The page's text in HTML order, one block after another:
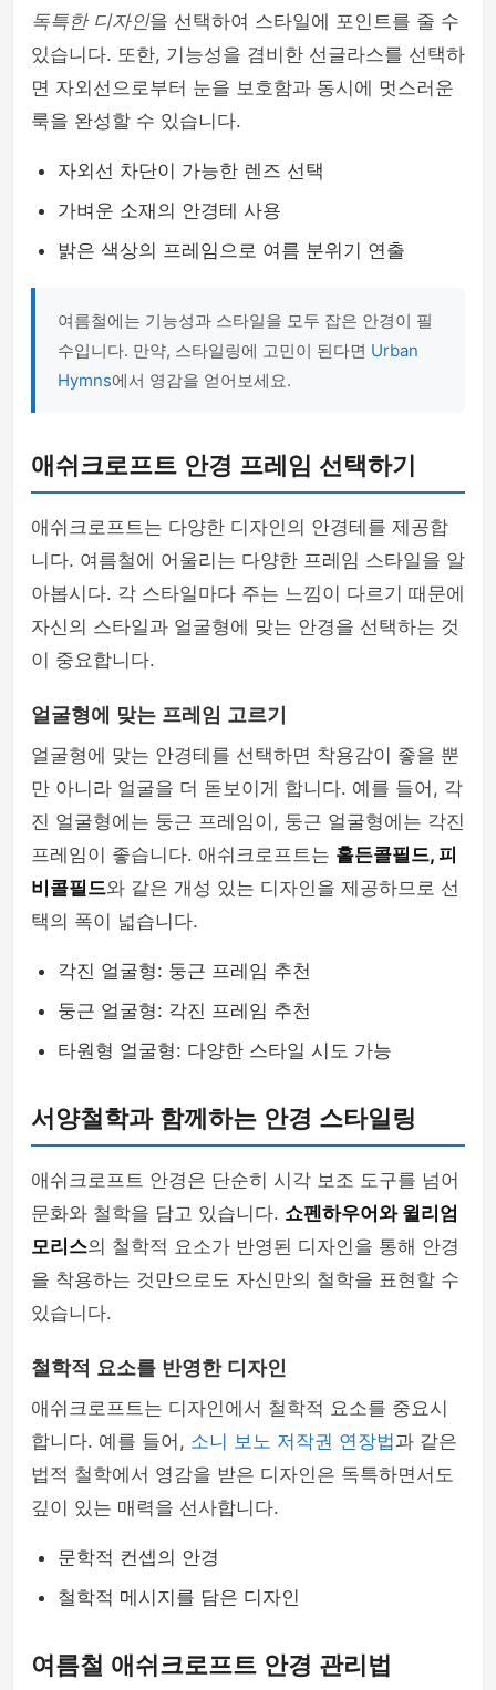
독특한 디자인을 선택하여 스타일에 포인트를 줄 수
있습니다. 또한, 기능성을 겸비한 선글라스를 선택하
면 자외선으로부터 눈을 보호함과 동시에 멋스러운
룩을 완성할 수 있습니다.
자외선 차단이 가능한 렌즈 선택
가벼운 소재의 안경테 사용
밝은 색상의 프레임으로 여름 분위기 연출
여름철에는 기능성과 스타일을 모두 잡은 안경이 필
수입니다. 만약, 스타일링에 고민이 된다면 Urban
Hymns에서 영감을 얻어보세요.
애쉬크로프트 안경 프레임 선택하기
애쉬크로프트는 다양한 디자인의 안경테를 제공합
니다. 여름철에 어울리는 다양한 프레임 스타일을 알
아봅시다. 각 스타일마다 주는 느낌이 다르기 때문에
자신의 스타일과 얼굴형에 맞는 안경을 선택하는 것
이 중요합니다.
얼굴형에 맞는 프레임 고르기
얼굴형에 맞는 안경테를 선택하면 착용감이 좋을 뿐
만 아니라 얼굴을 더 돋보이게 합니다. 예를 들어, 각
진 얼굴형에는 둥근 프레임이, 둥근 얼굴형에는 각진
프레임이 좋습니다. 애쉬크로프트는 홀든콜필드, 피
비콜필드와 같은 개성 있는 디자인을 제공하므로 선
택의 폭이 넓습니다.
각진 얼굴형: 둥근 프레임 추천
둥근 얼굴형: 각진 프레임 추천
타원형 얼굴형: 다양한 스타일 시도 가능
서양철학과 함께하는 안경 스타일링
애쉬크로프트 안경은 단순히 시각 보조 도구를 넘어
문화와 철학을 담고 있습니다. 쇼펜하우어와 윌리엄
모리스의 철학적 요소가 반영된 디자인을 통해 안경
을 착용하는 것만으로도 자신만의 철학을 표현할 수
있습니다.
철학적 요소를 반영한 디자인
애쉬크로프트는 디자인에서 철학적 요소를 중요시
합니다. 예를 들어, 소니 보노 저작권 연장법과 같은
법적 철학에서 영감을 받은 디자인은 독특하면서도
깊이 있는 매력을 선사합니다.
문학적 컨셉의 안경
철학적 메시지를 담은 디자인
여름철 애쉬크로프트 안경 관리법